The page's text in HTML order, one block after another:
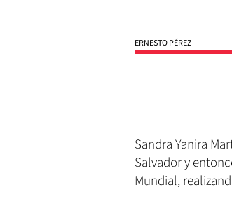
ERNESTO PÉREZ
Sandra Yanira
Salvador y
Mundial,